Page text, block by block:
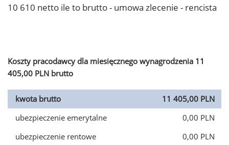
10 610 netto ile to brutto - umowa zlecenie - rencista
Koszty pracodawcy dla miesięcznego wynagrodzenia 11
405,00 PLN brutto
kwota brutto
11 405,00 PLN
ubezpieczenie emerytalne
0,00 PLN
ubezpieczenie rentowe
0,00 PLN